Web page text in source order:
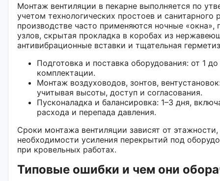
Монтаж вентиляции в пекарне выполняется по
учетом технологических простоев и
производстве часто применяются ночные «окна»,
узлов, скрытая прокладка в коробах из
антивибрационные вставки и тщательная
Подготовка и поставка оборудования: от 1
комплектации.
Монтаж воздуховодов, зонтов,
учитывая высоты, доступ и согласования.
Пусконаладка и балансировка: 1–3 дня,
расхода и перепада давления.
Сроки монтажа вентиляции зависят от
необходимости усиления перекрытий под
при кровельных работах.
Типовые ошибки и чем они